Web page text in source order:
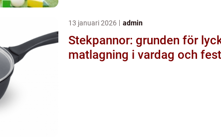
13 januari 2026 admin
Stekpannor: grunden för
matlagning i vardag och fest